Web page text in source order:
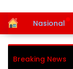
HomeNasional
Breaking News